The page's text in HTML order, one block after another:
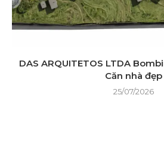
DAS ARQUITETOS LTDA
Căn nhà đẹp
25/07/2026